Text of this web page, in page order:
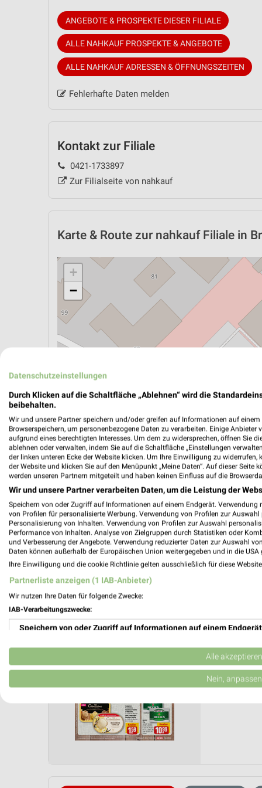
ANGEBOTE & PROSPEKTE DIESER FILIALE
ALLE NAHKAUF PROSPEKTE & ANGEBOTE
ALLE NAHKAUF ADRESSEN & ÖFFNUNGSZEITEN
Fehlerhafte Daten melden
Kontakt zur Filiale
0421-1733897
Zur Filialseite von nahkauf
Karte & Route zur nahkauf Filiale in
+
−
ÖPNV ANZEIGEN LADESÄULEN
Aktuelle Angebote in dieser Filiale
Anzahl Prospekte: 1
Letztes Prospektupdate: vor 6 Tagen
❯
Datenschutzeinstellungen
Durch Klicken auf die Schaltfläche „Ablehnen“ wird die
beibehalten.
Wir und unsere Partner speichern und/oder greifen auf Informationen auf einem
Browserspeichern, um personenbezogene Daten zu verarbeiten. Einige
aufgrund eines berechtigten Interesses. Um dem zu widersprechen, öffnen Sie
ablehnen oder verwalten, indem Sie auf die Schaltfläche „Einstellungen
der linken unteren Ecke der Website klicken. Um Ihre Einwilligung zu
der Website und klicken Sie auf den Menüpunkt „Meine Daten“. Auf dieser
werden unseren Partnern mitgeteilt und haben keinen Einfluss auf die
Wir und unsere Partner verarbeiten Daten, um die Leistung der
Speichern von oder Zugriff auf Informationen auf einem Endgerät. Verwendung
von Profilen für personalisierte Werbung. Verwendung von Profilen zur
Personalisierung von Inhalten. Verwendung von Profilen zur Auswahl
Performance von Inhalten. Analyse von Zielgruppen durch Statistiken oder
und Verbesserung der Angebote. Verwendung reduzierter Daten zur Auswahl
Daten können außerhalb der Europäischen Union weitergegeben und in die USA
Ihre Einwilligung und die cookie Richtlinie gelten ausschließlich für diese
Partnerliste anzeigen (1 IAB-Anbieter)
Wir nutzen Ihre Daten für folgende Zwecke:
IAB-Verarbeitungszwecke:
Speichern von oder Zugriff auf Informationen auf einem Endgerät
Verwendung reduzierter Daten zur Auswahl von Werbeanzeigen
Erstellung von Profilen für personalisierte Werbung
Erstellung von Profilen zur Personalisierung von Inhalten
Alle akzeptieren
Nein, anpassen